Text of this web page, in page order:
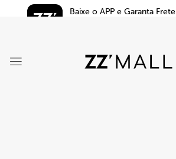
Baixe o APP e Garanta Frete